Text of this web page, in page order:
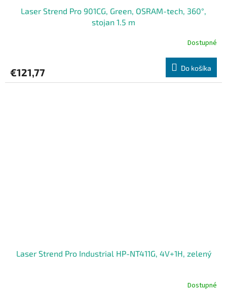
Laser Strend Pro 901CG, Green, OSRAM-tech, 360°,
stojan 1.5 m
Dostupné
€121,77 Do košíka
Laser Strend Pro Industrial HP-NT411G, 4V+1H, zelený
Dostupné